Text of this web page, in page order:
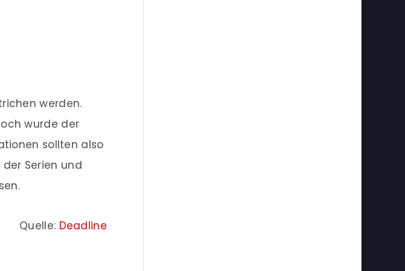
werden.
wurde der
sollten also
Serien und
Quelle: Deadline